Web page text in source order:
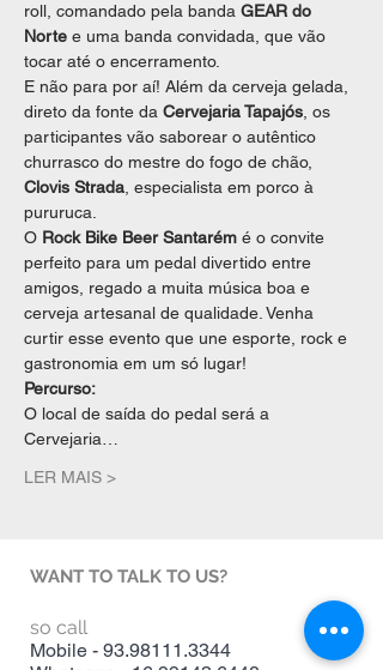
roll, comandado pela banda GEAR do
Norte e uma banda convidada, que vão
tocar até o encerramento.
E não para por aí! Além da cerveja gelada,
direto da fonte da Cervejaria Tapajós , os
participantes vão saborear o autêntico
churrasco do mestre do fogo de chão,
Clovis Strada , especialista em porco à
pururuca.
O Rock Bike Beer Santarém é o convite
perfeito para um pedal divertido entre
amigos, regado a muita música boa e
cerveja artesanal de qualidade. Venha
curtir esse evento que une esporte, rock e
gastronomia em um só lugar!
Percurso:
O local de saída do pedal será a
Cervejaria…
LER MAIS >
WANT TO TALK TO US?
so call
Mobile - 93.98111.3344